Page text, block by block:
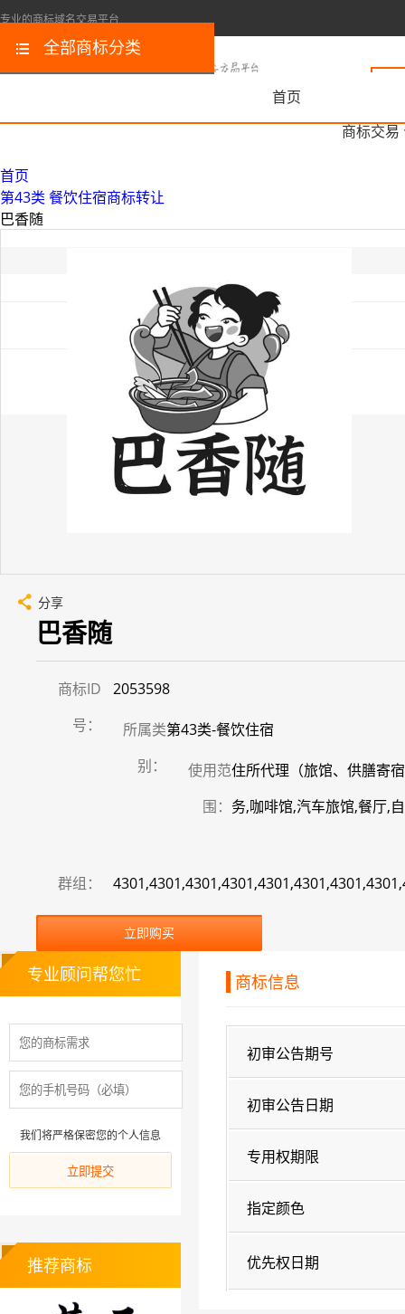
专业的商标域名交易平台
首页
商标交易
全部商标分类
首页
第43类 餐饮住宿商标转让
巴香随
分享
巴香随
商标ID
号：
2053598
所属类
别：
第43类-餐饮住宿
使用范
围：
住所代理（旅馆、供膳寄
务,咖啡馆,汽车旅馆,餐厅,
群组：
立即购买
商标信息
初审公告期号
初审公告日期
专用权期限
指定颜色
优先权日期
专业顾问帮您忙
我们将严格保密您的个人信息
推荐商标